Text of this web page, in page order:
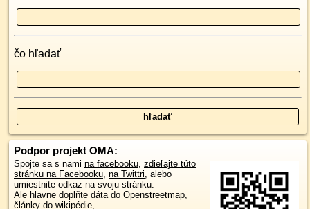
čo hľadať
Podpor projekt OMA:
Spojte sa s nami na facebooku, zdieľajte túto
stránku na Facebooku, na Twittri, alebo
umiestnite odkaz na svoju stránku.
Ale hlavne doplňte dáta do Openstreetmap,
články do wikipédie, ...